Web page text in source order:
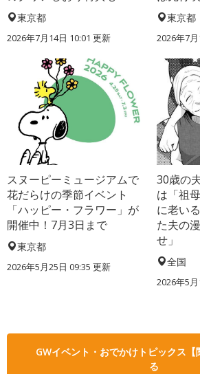
東京都
2026年7月14日 10:01 更新
東京都
2026年7
スヌーピーミュージアムで
花だらけの季節イベント
「ハッピー・フラワー」が
開催中！7月3日まで
東京都
2026年5月25日 09:35 更新
30歳の
は「祖
に老い
た夫の
せ」
全国
2026年5
GWイベント・おでかけトピックス【
る